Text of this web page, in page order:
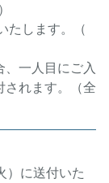
たします。（
一人目にご入
されます。（全
）に送付いた